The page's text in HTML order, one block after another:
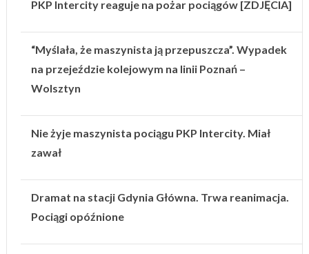
PKP Intercity reaguje na pożar pociągów [ZDJĘCIA]
“Myślała, że maszynista ją przepuszcza”. Wypadek
na przejeździe kolejowym na linii Poznań –
Wolsztyn
Nie żyje maszynista pociągu PKP Intercity. Miał
zawał
Dramat na stacji Gdynia Główna. Trwa reanimacja.
Pociągi opóźnione